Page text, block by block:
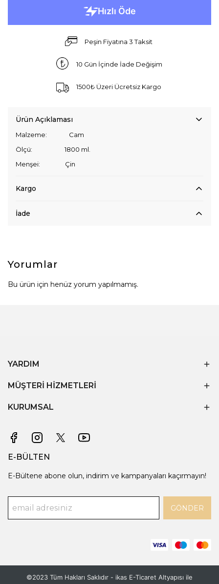
Peşin Fiyatına 3 Taksit
10 Gün İçinde İade Değişim
1500₺ Üzeri Ücretsiz Kargo
Ürün Açıklaması
Malzeme: Cam
Ölçü: 1800 ml.
Menşei: Çin
Kargo
İade
Yorumlar
Bu ürün için henüz yorum yapılmamış.
YARDIM
MÜŞTERİ HİZMETLERİ
KURUMSAL
E-BÜLTEN
E-Bültene abone olun, indirim ve kampanyaları kaçırmayın!
GÖNDER
©2023 Tüm Hakları Saklıdır - ikas E-Ticaret Altyapısı ile